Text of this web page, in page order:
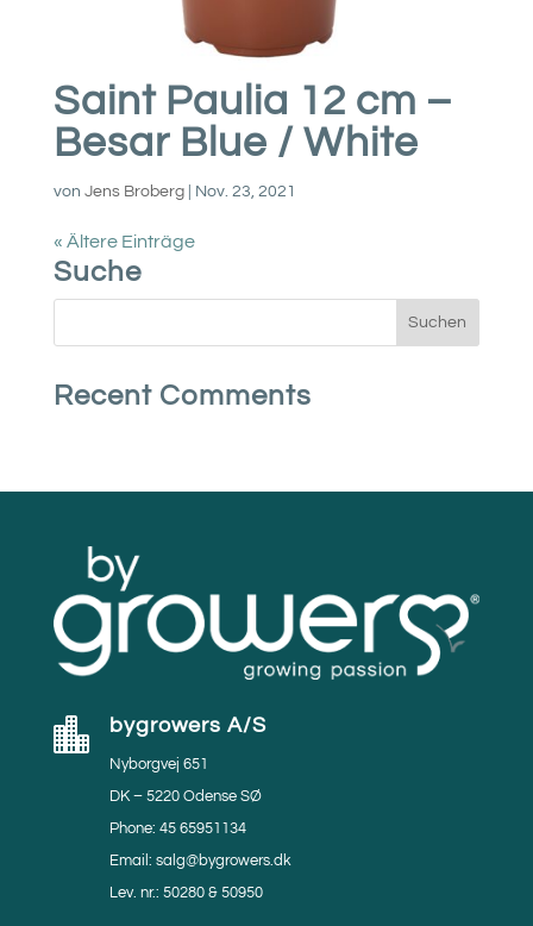
Saint Paulia 12 cm –
Besar Blue / White
von Jens Broberg| Nov. 23, 2021
« Ältere Einträge
Suche
Recent Comments
 bygrowers A/S
Nyborgvej 651
DK – 5220 Odense SØ
Phone: 45 65951134
Email: salg@bygrowers.dk
Lev. nr.: 50280 & 50950